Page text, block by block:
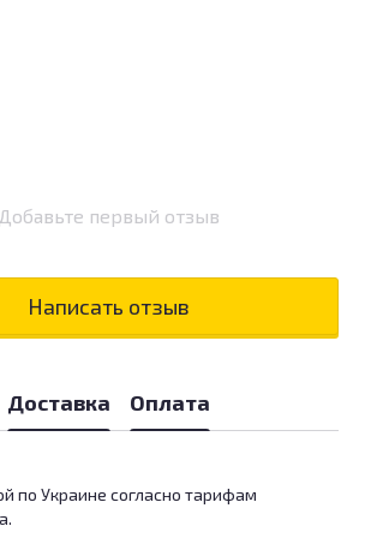
Добавьте первый отзыв
Написать отзыв
Доставка Оплата
по Украине согласно тарифам